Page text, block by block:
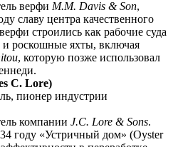
верфи M.M. Davis & Son,
славу центра качественного
строились как рабочие суда
и роскошные яхты, включая
, которую позже использовал
C. Lore)
пионер индустрии
компании J.C. Lore & Sons.
году «Устричный дом» (Oyster